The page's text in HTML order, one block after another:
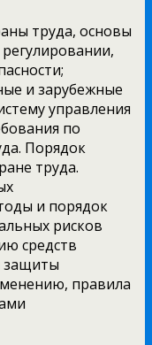
труда, основы
и зарубежные
управления
по
Порядок
труда.
и порядок
рисков
средств
защиты
правила